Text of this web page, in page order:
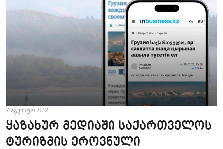
7 აგვისტო 7:22
ყაზახურ მედიაში საქართველოს
ტურიზმის ეროვნული